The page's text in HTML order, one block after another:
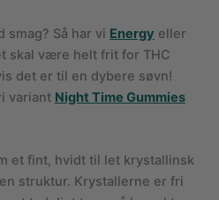
smag? Så har vi Energy eller
skal være helt frit for THC
det er til en dybere søvn!
variant Night Time Gummies
et fint, hvidt til let krystallinsk
struktur. Krystallerne er fri